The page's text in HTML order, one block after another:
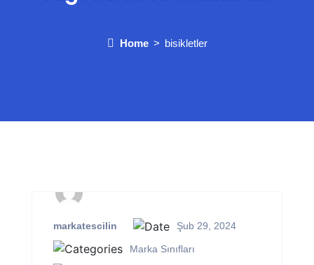
Home bisikletler
markatescilin Şub 29, 2024
Marka Sınıfları